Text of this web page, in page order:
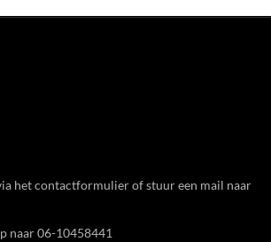
het contactformulier of stuur een mail naar
naar 06-10458441